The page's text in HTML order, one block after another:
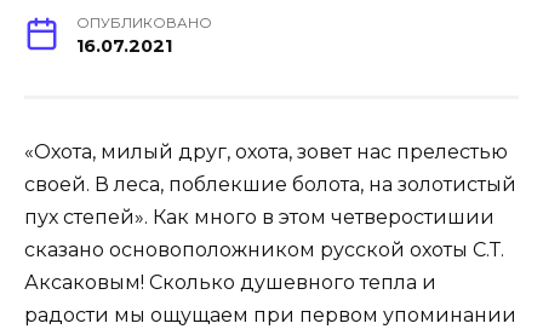
ОПУБЛИКОВАНО
16.07.2021
«Охота, милый друг, охота, зовет нас прелестью
своей. В леса, поблекшие болота, на золотистый
пух степей». Как много в этом четверостишии
сказано основоположником русской охоты С.Т.
Аксаковым! Сколько душевного тепла и
радости мы ощущаем при первом упоминании